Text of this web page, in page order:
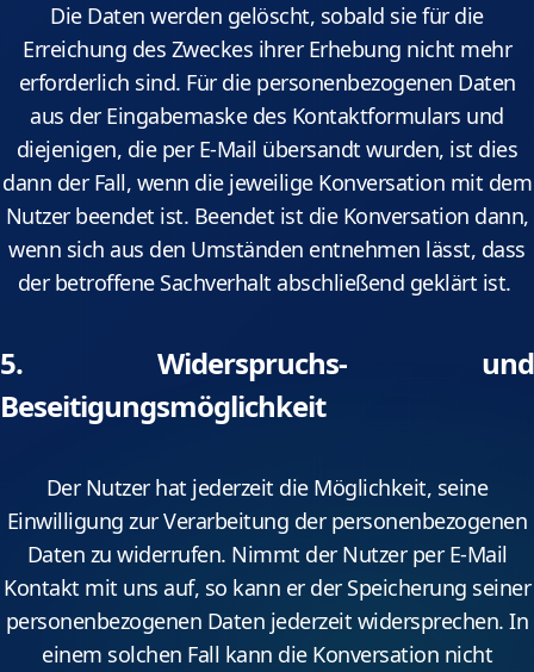
Die Daten werden gelöscht, sobald sie für die
Erreichung des Zweckes ihrer Erhebung nicht mehr
erforderlich sind. Für die personenbezogenen Daten
aus der Eingabemaske des Kontaktformulars und
diejenigen, die per E-Mail übersandt wurden, ist dies
dann der Fall, wenn die jeweilige Konversation mit dem
Nutzer beendet ist. Beendet ist die Konversation dann,
wenn sich aus den Umständen entnehmen lässt, dass
der betroffene Sachverhalt abschließend geklärt ist.
5. Widerspruchs- und
Beseitigungsmöglichkeit
Der Nutzer hat jederzeit die Möglichkeit, seine
Einwilligung zur Verarbeitung der personenbezogenen
Daten zu widerrufen. Nimmt der Nutzer per E-Mail
Kontakt mit uns auf, so kann er der Speicherung seiner
personenbezogenen Daten jederzeit widersprechen. In
einem solchen Fall kann die Konversation nicht